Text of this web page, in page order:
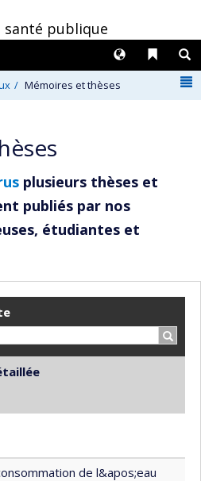
santé publique
Liens
Langues
Mémoires et thèses
plusieurs thèses et
publiés par nos
étudiantes et
décroissant
titre en ordre décroissant
de l&apos;eau